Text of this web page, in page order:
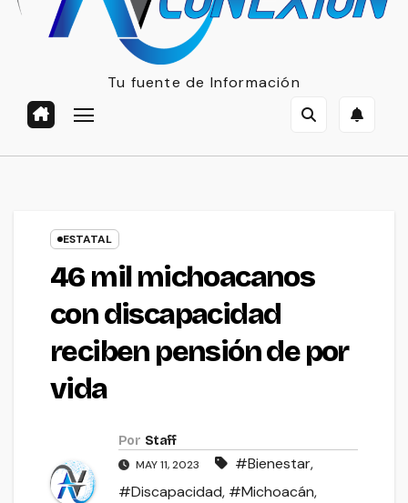
Tu fuente de Información
ESTATAL
46 mil michoacanos
con discapacidad
reciben pensión de por
vida
Por Staff
MAY 11, 2023 #Bienestar,
#Discapacidad, #Michoacán,